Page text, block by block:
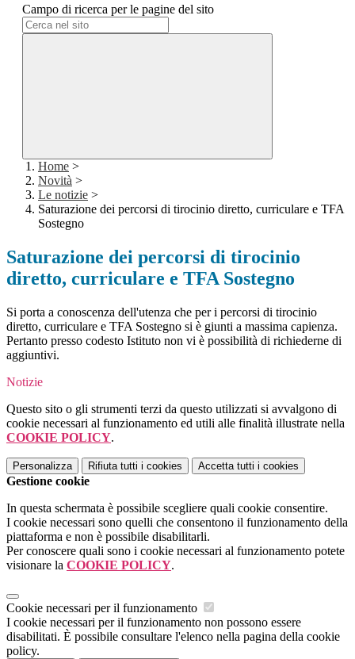
Campo di ricerca per le pagine del sito
Home >
Novità >
Le notizie >
Saturazione dei percorsi di tirocinio diretto, curriculare e TFA
Sostegno
Saturazione dei percorsi di tirocinio
diretto, curriculare e TFA Sostegno
Si porta a conoscenza dell'utenza che per i percorsi di tirocinio
diretto, curriculare e TFA Sostegno si è giunti a massima capienza.
Pertanto presso codesto Istituto non vi è possibilità di richiederne di
aggiuntivi.
Notizie
Questo sito o gli strumenti terzi da questo utilizzati si avvalgono di
cookie necessari al funzionamento ed utili alle finalità illustrate nella
COOKIE POLICY.
Personalizza Rifiuta tutti i cookies Accetta tutti i cookies
Gestione cookie
In questa schermata è possibile scegliere quali cookie consentire.
I cookie necessari sono quelli che consentono il funzionamento della
piattaforma e non è possibile disabilitarli.
Per conoscere quali sono i cookie necessari al funzionamento potete
visionare la COOKIE POLICY.
Cookie necessari per il funzionamento
I cookie necessari per il funzionamento non possono essere
disabilitati. È possibile consultare l'elenco nella pagina della cookie
policy.